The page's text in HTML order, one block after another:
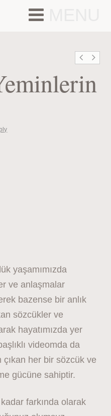
MENU
yaşamımızda
ve anlaşmalar
bazense bir anlık
sözcükler ve
hayatımızda yer
videomda da
çıkan her bir sözcük ve
gücüne sahiptir.
farkında olarak